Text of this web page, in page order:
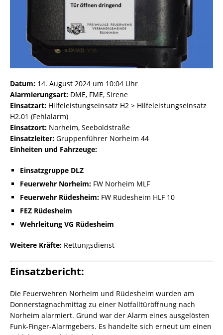
Datum: 14. August 2024 um 10:04 Uhr
Alarmierungsart: DME, FME, Sirene
Einsatzart: Hilfeleistungseinsatz H2 > Hilfeleistungseinsatz
H2.01 (Fehlalarm)
Einsatzort: Norheim, Seeboldstraße
Einsatzleiter: Gruppenführer Norheim 44
Einheiten und Fahrzeuge:
Einsatzgruppe DLZ
Feuerwehr Norheim: FW Norheim MLF
Feuerwehr Rüdesheim: FW Rüdesheim HLF 10
FEZ Rüdesheim
Wehrleitung VG Rüdesheim
Weitere Kräfte: Rettungsdienst
Einsatzbericht:
Die Feuerwehren Norheim und Rüdesheim wurden am
Donnerstagnachmittag zu einer Notfalltüröffnung nach
Norheim alarmiert. Grund war der Alarm eines ausgelösten
Funk-Finger-Alarmgebers. Es handelte sich erneut um einen